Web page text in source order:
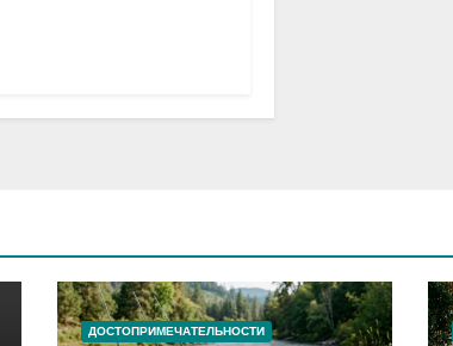
ДОСТОПРИМЕЧАТЕЛЬНОСТИ